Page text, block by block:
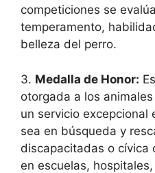
competiciones se
temperamento,
belleza del perro.
3. Medalla de Honor:
otorgada a los
un servicio excepcional
sea en búsqueda y
discapacitadas o cívica
en escuelas,